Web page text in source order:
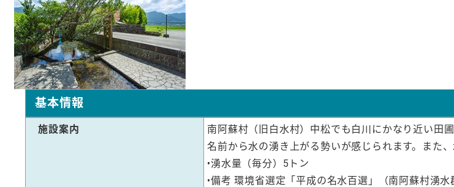
基本情報
施設案内
南阿蘇村（旧白水村）中松でも白川にかなり近い田
名前から水の湧き上がる勢いが感じられます。また
•湧水量（毎分）5トン
•備考 環境省選定「平成の名水百選」（南阿蘇村湧水